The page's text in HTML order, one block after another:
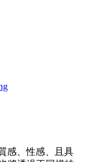
感、性感、且具